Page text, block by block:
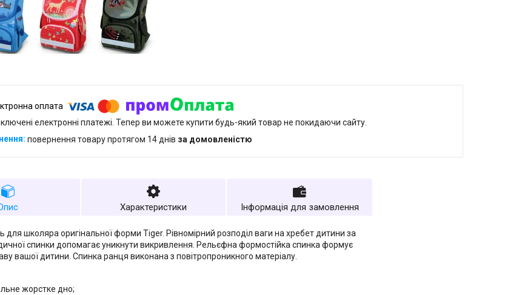
електронні платежі. Тепер ви можете купити будь-який товар не покидаючи сайту.
повернення товару протягом 14 днів за домовленістю
Характеристики Інформація для замовлення
для школяра оригінальної форми Tiger. Рівномірний розподіл ваги на хребет дитини за
спинки допомагає уникнути викривлення. Рельєфна формостійка спинка формує
вашої дитини. Спинка ранця виконана з повітропроникного матеріалу.
жорстке дно;